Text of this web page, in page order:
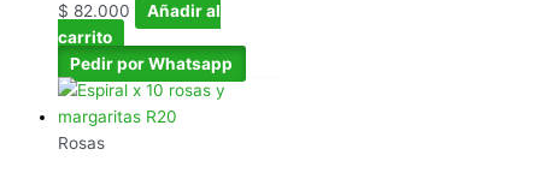
$ 82.000
Añadir al
carrito
Pedir por Whatsapp
Rosas